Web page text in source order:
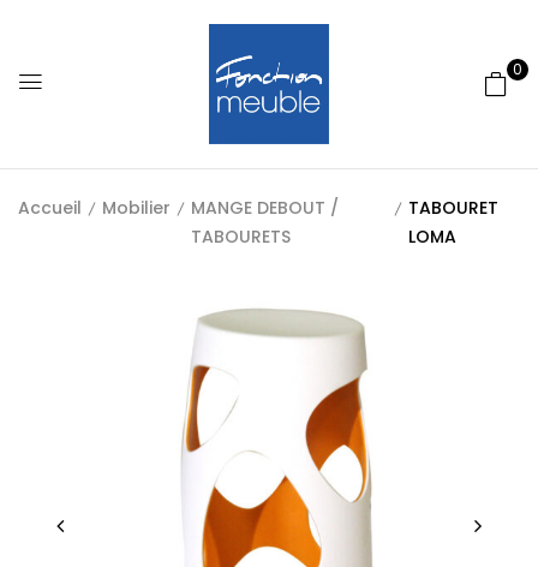
0
Accueil Mobilier
MANGE DEBOUT /
TABOURETS
TABOURET
LOMA